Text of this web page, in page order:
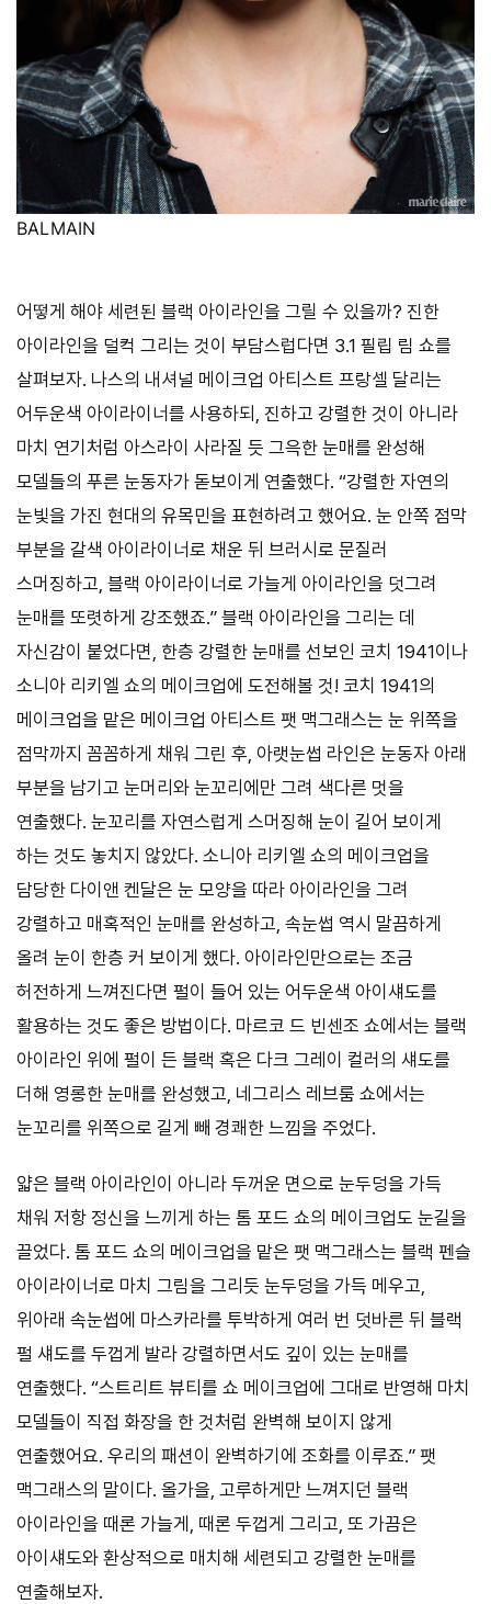
BALMAIN
어떻게 해야 세련된 블랙 아이라인을 그릴 수 있을까? 진한
아이라인을 덜컥 그리는 것이 부담스럽다면 3.1 필립 림 쇼를
살펴보자. 나스의 내셔널 메이크업 아티스트 프랑셀 달리는
어두운색 아이라이너를 사용하되, 진하고 강렬한 것이 아니라
마치 연기처럼 아스라이 사라질 듯 그윽한 눈매를 완성해
모델들의 푸른 눈동자가 돋보이게 연출했다. “강렬한 자연의
눈빛을 가진 현대의 유목민을 표현하려고 했어요. 눈 안쪽 점막
부분을 갈색 아이라이너로 채운 뒤 브러시로 문질러
스머징하고, 블랙 아이라이너로 가늘게 아이라인을 덧그려
눈매를 또렷하게 강조했죠.” 블랙 아이라인을 그리는 데
자신감이 붙었다면, 한층 강렬한 눈매를 선보인 코치 1941이나
소니아 리키엘 쇼의 메이크업에 도전해볼 것! 코치 1941의
메이크업을 맡은 메이크업 아티스트 팻 맥그래스는 눈 위쪽을
점막까지 꼼꼼하게 채워 그린 후, 아랫눈썹 라인은 눈동자 아래
부분을 남기고 눈머리와 눈꼬리에만 그려 색다른 멋을
연출했다. 눈꼬리를 자연스럽게 스머징해 눈이 길어 보이게
하는 것도 놓치지 않았다. 소니아 리키엘 쇼의 메이크업을
담당한 다이앤 켄달은 눈 모양을 따라 아이라인을 그려
강렬하고 매혹적인 눈매를 완성하고, 속눈썹 역시 말끔하게
올려 눈이 한층 커 보이게 했다. 아이라인만으로는 조금
허전하게 느껴진다면 펄이 들어 있는 어두운색 아이섀도를
활용하는 것도 좋은 방법이다. 마르코 드 빈센조 쇼에서는 블랙
아이라인 위에 펄이 든 블랙 혹은 다크 그레이 컬러의 섀도를
더해 영롱한 눈매를 완성했고, 네그리스 레브룸 쇼에서는
눈꼬리를 위쪽으로 길게 빼 경쾌한 느낌을 주었다.
얇은 블랙 아이라인이 아니라 두꺼운 면으로 눈두덩을 가득
채워 저항 정신을 느끼게 하는 톰 포드 쇼의 메이크업도 눈길을
끌었다. 톰 포드 쇼의 메이크업을 맡은 팻 맥그래스는 블랙 펜슬
아이라이너로 마치 그림을 그리듯 눈두덩을 가득 메우고,
위아래 속눈썹에 마스카라를 투박하게 여러 번 덧바른 뒤 블랙
펄 섀도를 두껍게 발라 강렬하면서도 깊이 있는 눈매를
연출했다. “스트리트 뷰티를 쇼 메이크업에 그대로 반영해 마치
모델들이 직접 화장을 한 것처럼 완벽해 보이지 않게
연출했어요. 우리의 패션이 완벽하기에 조화를 이루죠.” 팻
맥그래스의 말이다. 올가을, 고루하게만 느껴지던 블랙
아이라인을 때론 가늘게, 때론 두껍게 그리고, 또 가끔은
아이섀도와 환상적으로 매치해 세련되고 강렬한 눈매를
연출해보자.